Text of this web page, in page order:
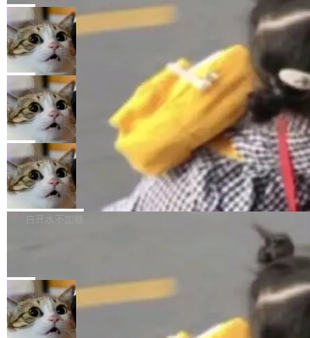
“启蒙老师”。 而今年，恰好是雷霄骅离世十周
年。FFmpeg 社区最终选择用一个大版本的名
字，留下了这份纪念。 雷霄骅曾是中国传媒大学
数字电视技术方向的博士生，长期从事视频、音
频技...
编写程序，目标是完成电商平台作者信息与商品
列表的数据匹配 —— 一项常规的数据处理任
务，最终却产生了 180 万美元的账单，实际支出
超出原定预算 860%。 更令人意外的是，该项目
最终并未成功落地，而高额算力消耗持续运行长
达 5 个月，公司直到财务对账时才察觉异常。这
意味着一个无人看管的 AI 程序，在近半年时间
里日夜不停地"烧钱"。 复盘显示，...
e CEO Clément Delangue 在 CNBC 的采访里
没有拐弯抹角。他说中国正在赢得 AI 竞赛，而
且按目前的速度，中国 AI 工具预计在今年底或
2027 年就能追上美国前沿实验室的水平。 Dela
ngue 把原因归结为一件事：开放协作。中国的
AI 开发者在一个共享和协作的生态里加速迭代，
而美国模型厂商在"闭门造车"。他的原话是 "buil
ding in silos"——各自为战，互不通气。 这个判
断从他嘴里说出来分量不同。Hugging Face 是
全球最大的开源 AI 平台，上面跑着上百万个模
型。谁在开源赛道上领先，...
局
当 AI agent 把源码变成了最好的扩展系
统，开发者工具必须开源
五年前，David Crawshaw 问过很多软件工程师
一个问题：你写过什么给自己用的程序？答案几
乎都是没有。工程师们整天用别人写的程序写程
序给别人用。偶尔有人自己写个博客系统、智能
家居控制、家庭实验室，都算稀奇事。 Crawsh
aw 是 Shelley 的作者，一个开源 AI coding age
nt。他最近在博客上写了一篇文章，核心论点很
简单：开发者工具必须开源。 理由不是传统的自
由软件情怀，而是一个跟 AI agent 直接相关的
技术判断。 两行 prompt 就能个性化任何软件 C
局
DeepSeek Harness 宣布内测邀请，全
网最大规模开源 Agent 路演现场诞生
一条内测招募帖，发出去的时候大概没人想到它
会变成一场开源 Agent 生态的路演。 8月1日，
DeepSeek Harness 团队负责人崔添翼（tiany
i）在 X 上发帖： 「如果你是 Agent Harness 相
关开源项目的开发者，希望参加 DeepSeek Har
ness 的内测，可以回复或私信联系我。请附上
Harness 负责把能力落到真实环境中——调用工
具、读写文件、管理上下文、处理错误、完成闭
环。崔添翼招人的标...
局
商汤 SenseNova U1.5-Lite-Preview
开源
商汤科技宣布面向社区开源轻量级统一多模态模
型的预览版本 SenseNova U1.5-Lite-Preview。
理解、推理、生成与编辑，还仅以 8B-MoT 的轻
量大小，将能力推进到4K、更精细的真实质感、
更复杂的视觉控制和可持续迭代编辑。 相比 U
1，U1.5-Lite-Preview 在以下方向上带来了显著
白开水不加糖
nap。这次是 hwctl——一个用来检查 Ubuntu
硬件认证状态的命令行工具。 Canonical 工程师
Alan Griffiths 在邮件列表中说得很直白：「hwc
tl 是一个 Ubuntu 专有的包，它和它的依赖项都
局
Dario Amodei 担心新人来 Anthropic
只为金钱，不为使命